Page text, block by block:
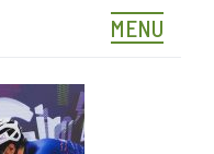
MENU